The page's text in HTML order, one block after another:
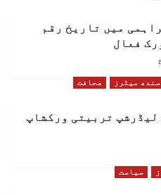
میں تاریخ رقم
فعال
سندھ میٹرز صحافت
تربیتی ورکشاپ
سیاست